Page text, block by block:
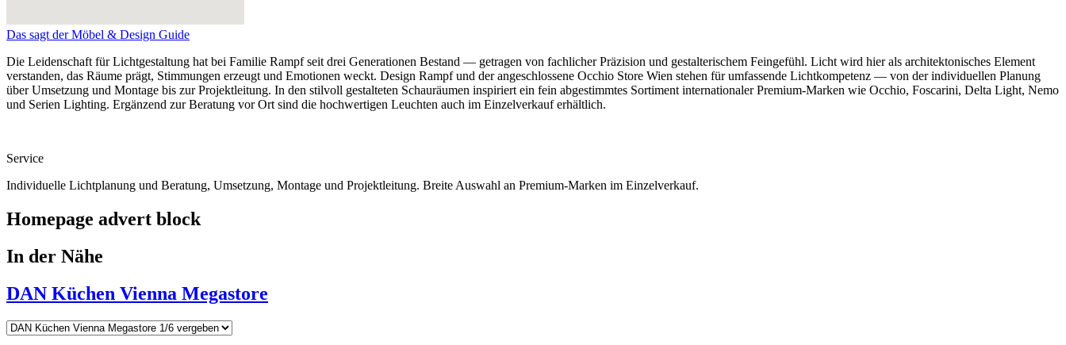
Das sagt der Möbel & Design Guide
Die Leidenschaft für Lichtgestaltung hat bei Familie Rampf seit drei Generationen Bestand — getragen von fachlicher Präzision und gestalterischem Feingefühl. Licht wird hier als architektonisches Element
verstanden, das Räume prägt, Stimmungen erzeugt und Emotionen weckt. Design Rampf und der angeschlossene Occhio Store Wien stehen für umfassende Lichtkompetenz — von der individuellen Planung
über Umsetzung und Montage bis zur Projektleitung. In den stilvoll gestalteten Schauräumen inspiriert ein fein abgestimmtes Sortiment internationaler Premium-Marken wie Occhio, Foscarini, Delta Light, Nemo
und Serien Lighting. Ergänzend zur Beratung vor Ort sind die hochwertigen Leuchten auch im Einzelverkauf erhältlich.
Service
Individuelle Lichtplanung und Beratung, Umsetzung, Montage und Projektleitung. Breite Auswahl an Premium-Marken im Einzelverkauf.
Homepage advert block
In der Nähe
DAN Küchen Vienna Megastore